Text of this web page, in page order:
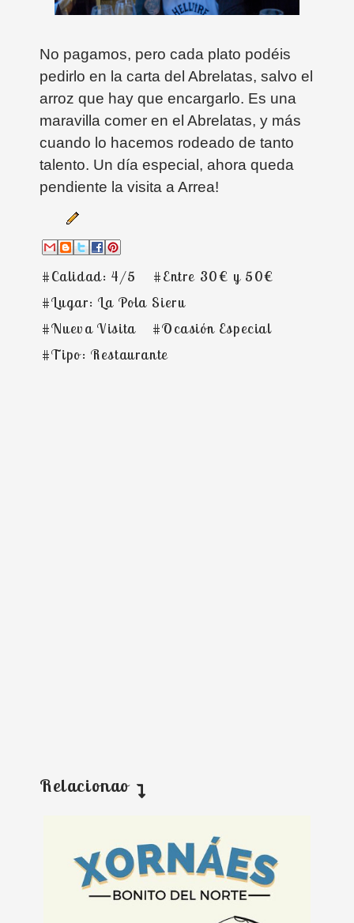
No pagamos, pero cada plato podéis
pedirlo en la carta del Abrelatas, salvo el
arroz que hay que encargarlo. Es una
maravilla comer en el Abrelatas, y más
cuando lo hacemos rodeado de tanto
talento. Un día especial, ahora queda
pendiente la visita a Arrea!
#Calidad: 4/5
#Entre 30€ y 50€
#Lugar: La Pola Sieru
#Nueva Visita
#Ocasión Especial
#Tipo: Restaurante
Relacionao